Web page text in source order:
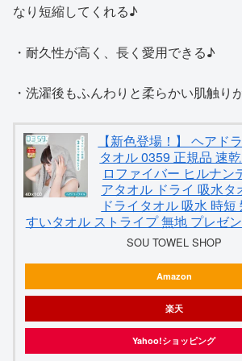
なり短縮してくれる♪
・耐久性が高く、長く愛用できる♪
・洗濯後もふんわりと柔らかい肌触り
【新色登場！】 ヘアド
タオル 0359 正規品 速
ロファイバー ヒルナン
アタオル ドライ 吸水タ
ドライタオル 吸水 時
すいタオル ストライプ 無地 プレゼ
SOU TOWEL SHOP
Amazon
楽天
Yahoo!ショッピング